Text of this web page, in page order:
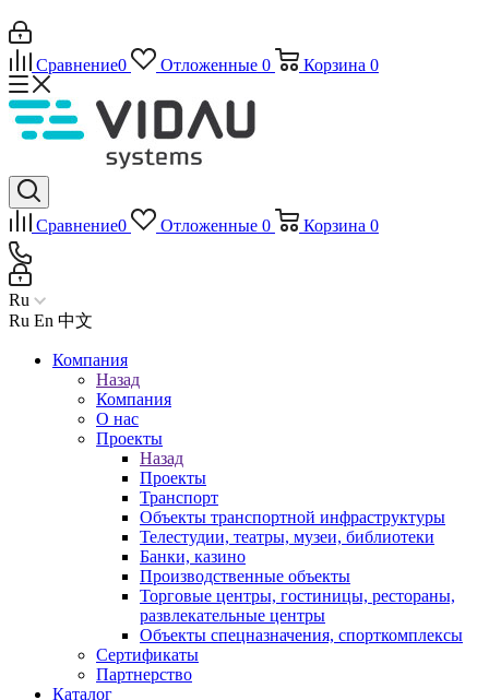
Сравнение0 Отложенные 0 Корзина 0
Сравнение0 Отложенные 0 Корзина 0
Ru
Ru En 中文
Компания
Назад
Компания
О нас
Проекты
Назад
Проекты
Транспорт
Объекты транспортной инфраструктуры
Телестудии, театры, музеи, библиотеки
Банки, казино
Производственные объекты
Торговые центры, гостиницы, рестораны,
развлекательные центры
Объекты спецназначения, спорткомплексы
Сертификаты
Партнерство
Каталог